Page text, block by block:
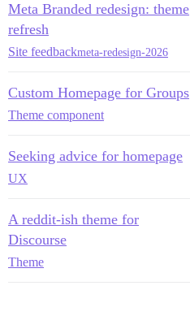
Meta Branded redesign: theme
refresh
Site feedbackmeta-redesign-2026
Custom Homepage for Groups
Theme component
Seeking advice for homepage
UX
A reddit-ish theme for
Discourse
Theme